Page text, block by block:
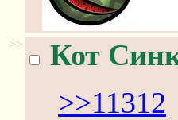
>> Кот
>>11312